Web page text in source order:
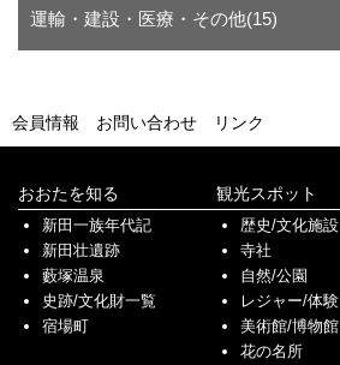
運輸・建設・医療・その他(15)
会員情報 お問い合わせ リンク
おおたを知る
新田一族年代記
新田壮遺跡
藪塚温泉
史跡/文化財一覧
宿場町
観光スポット
歴史/文化施設
寺社
自然/公園
レジャー/体験
美術館/博物館
花の名所